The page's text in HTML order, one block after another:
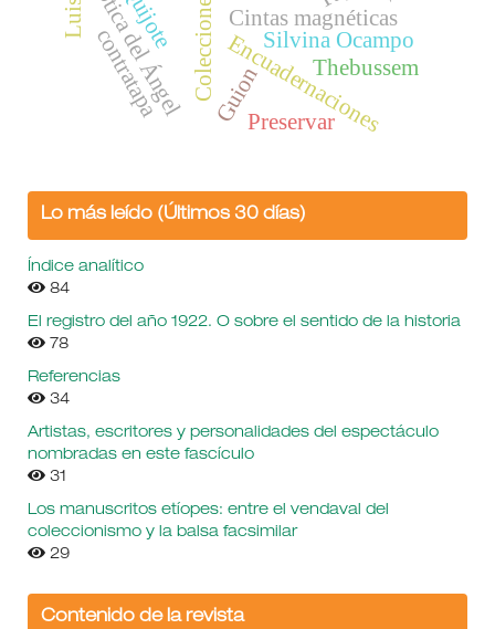
Encuadernaciones
Quijote Cintas magnéticas
Guion
Silvina Ocampo
Botica del Ángel Thebussem
Preservar
contratapa
Lo más leído (Últimos 30 días)
Índice analítico
84
El registro del año 1922. O sobre el sentido de la historia
78
Referencias
34
Artistas, escritores y personalidades del espectáculo
nombradas en este fascículo
31
Los manuscritos etíopes: entre el vendaval del
coleccionismo y la balsa facsimilar
29
Contenido de la revista